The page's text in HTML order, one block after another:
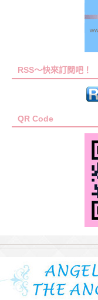
RSS～快來訂閱吧！
QR Code